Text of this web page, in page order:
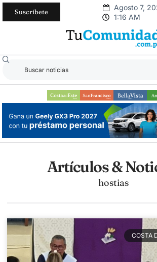
Suscríbete
Agosto 7,
1:16 AM
Artículos &
hostias
COSTA